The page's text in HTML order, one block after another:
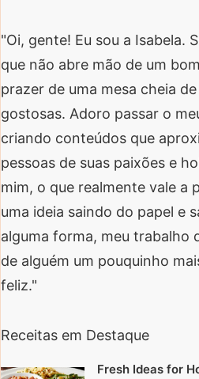
"Oi, gente! Eu sou a Isabela.
que não abre mão de um
prazer de uma mesa cheia
gostosas. Adoro passar o
criando conteúdos que
pessoas de suas paixões e
mim, o que realmente vale a
uma ideia saindo do papel e
alguma forma, meu trabalho
de alguém um pouquinho
feliz."
Receitas em Destaque
Fresh Ideas for